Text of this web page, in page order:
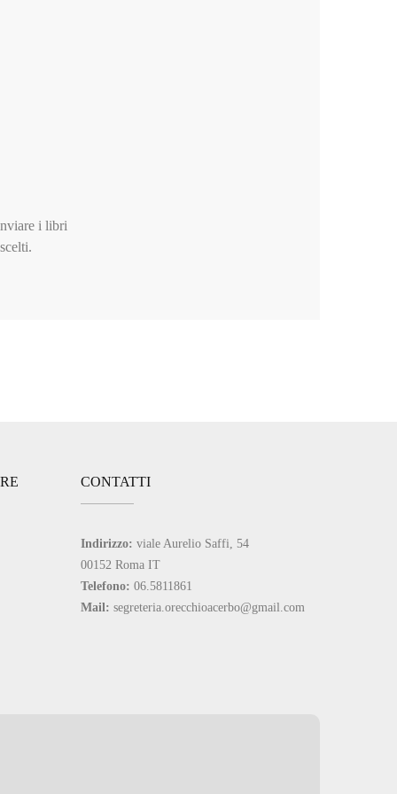
i libri
CONTATTI
Indirizzo: viale Aurelio Saffi, 54
00152 Roma IT
Telefono: 06.5811861
Mail: segreteria.orecchioacerbo@gmail.com